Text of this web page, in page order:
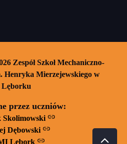
Zespół Szkoł Mechaniczno-
Henryka Mierzejewskiego w
Lęborku
przez uczniów:
Skolimowski
Dębowski
Lębork